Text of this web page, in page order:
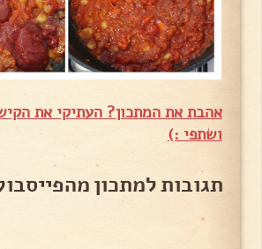
אהבת את המתכון? העתיקי את
ושתפי :)
תגובות למתכון